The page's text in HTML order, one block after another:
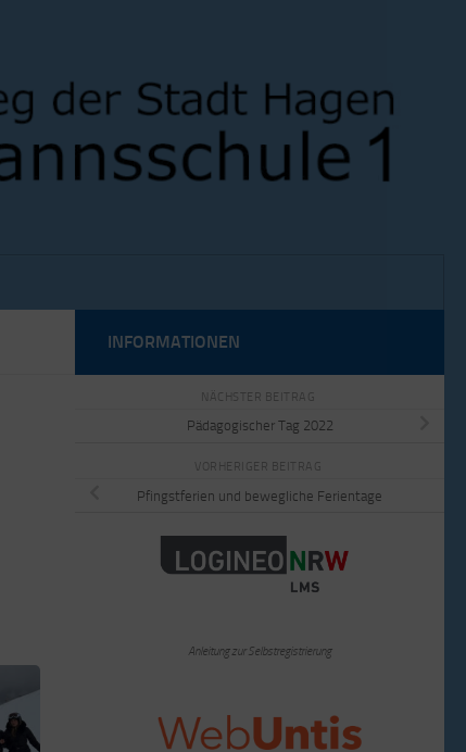
INFORMATIONEN
NÄCHSTER BEITRAG
Pädagogischer Tag 2022
VORHERIGER BEITRAG
Pfingstferien und bewegliche Ferientage
Anleitung zur Selbstregistrierung